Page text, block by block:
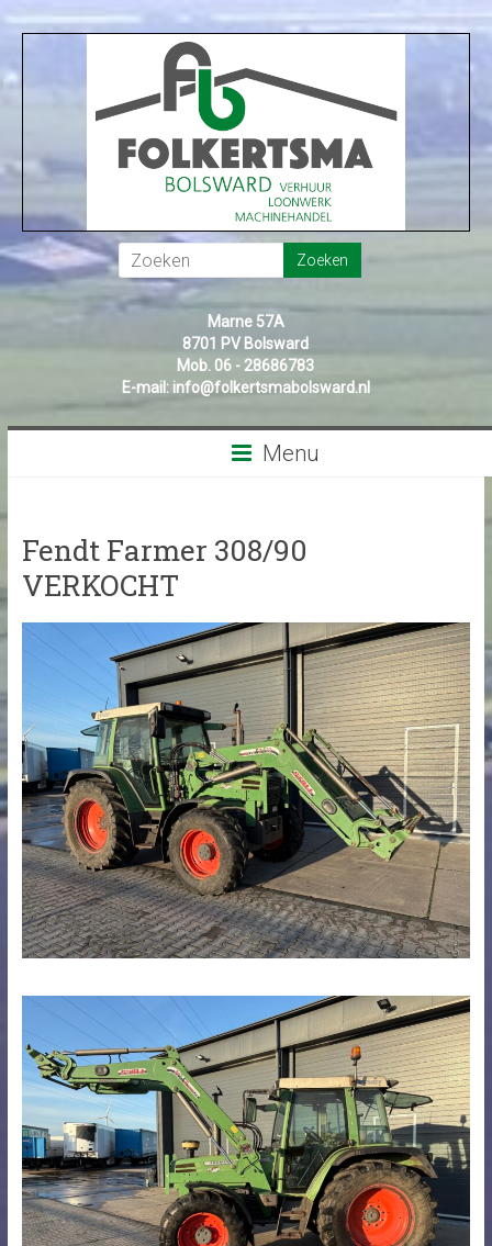
Marne 57A
8701 PV Bolsward
Mob. 06 - 28686783
E-mail: info@folkertsmabolsward.nl
Menu
Fendt Farmer 308/90
VERKOCHT